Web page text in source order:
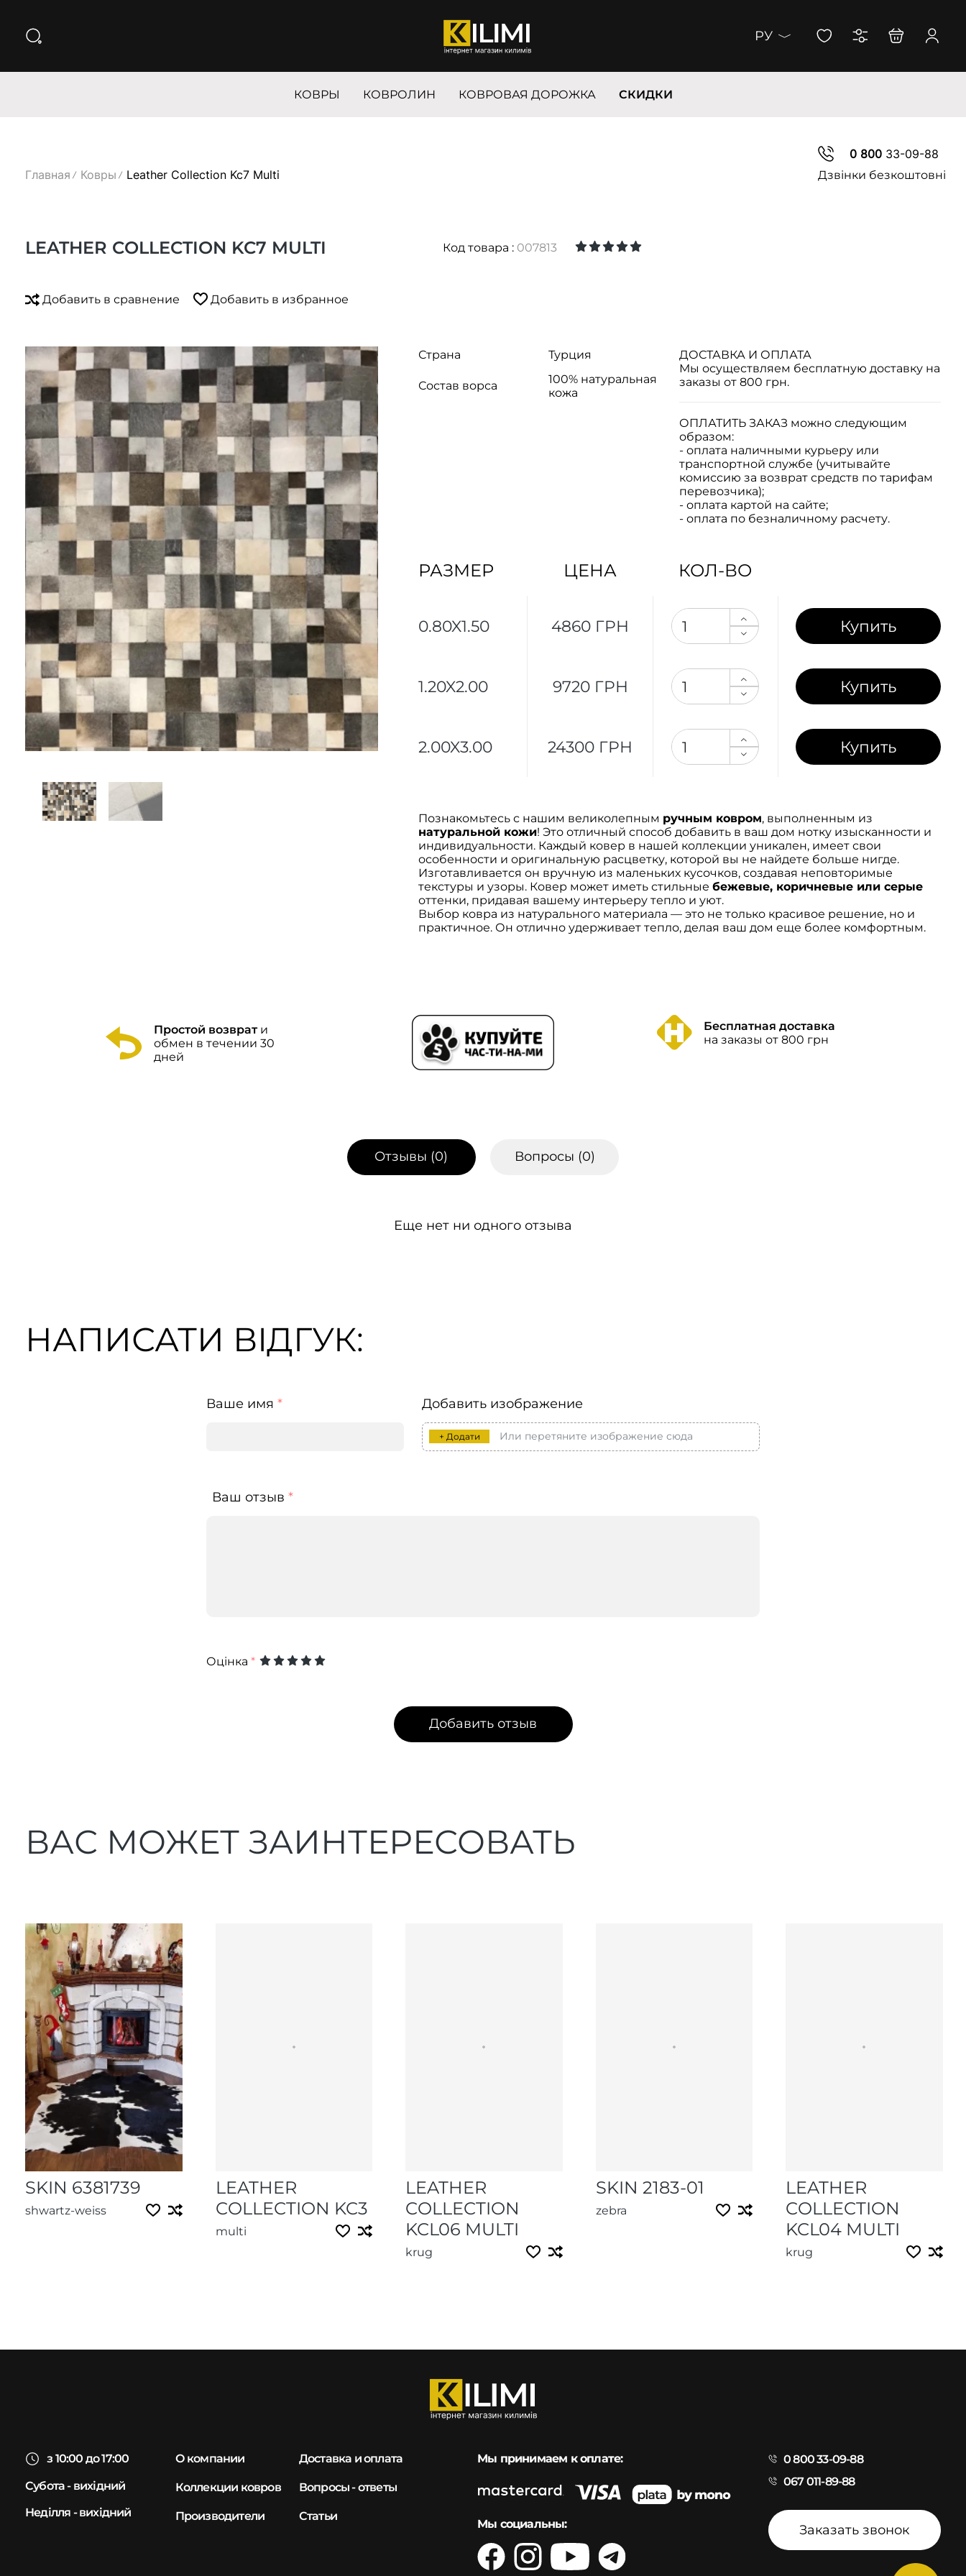
РУ
КОВРЫ КОВРОЛИН КОВРОВАЯ ДОРОЖКА СКИДКИ
Главная Ковры Leather Collection Kc7 Multi
0 80033-09-88
Дзвінки безкоштовні
LEATHER COLLECTION KC7 MULTI Код товара : 007813
Добавить в сравнение Добавить в избранное
Страна Турция
Состав ворса
100% натуральная
кожа
ДОСТАВКА И ОПЛАТА
Мы осуществляем бесплатную доставку на
заказы от 800 грн.
ОПЛАТИТЬ ЗАКАЗ можно следующим
образом:
- оплата наличными курьеру или
транспортной службе (учитывайте
комиссию за возврат средств по тарифам
перевозчика);
- оплата картой на сайте;
- оплата по безналичному расчету.
РАЗМЕР ЦЕНА КОЛ-ВО
0.80X1.50 4860 ГРН Купить
1.20X2.00 9720 ГРН Купить
2.00X3.00 24300 ГРН Купить
Познакомьтесь с нашим великолепным ручным ковром, выполненным из
натуральной кожи! Это отличный способ добавить в ваш дом нотку изысканности и
индивидуальности. Каждый ковер в нашей коллекции уникален, имеет свои
особенности и оригинальную расцветку, которой вы не найдете больше нигде.
Изготавливается он вручную из маленьких кусочков, создавая неповторимые
текстуры и узоры. Ковер может иметь стильные бежевые, коричневые или серые
оттенки, придавая вашему интерьеру тепло и уют.
Выбор ковра из натурального материала — это не только красивое решение, но и
практичное. Он отлично удерживает тепло, делая ваш дом еще более комфортным.
Простой возврати
обмен в течении 30
дней
Бесплатная доставка
на заказы от 800 грн
Отзывы (0) Вопросы (0)
Еще нет ни одного отзыва
НАПИСАТИ ВІДГУК:
Ваше имя * Добавить изображение
+ Додати Или перетяните изображение сюда
Ваш отзыв *
Оцінка *
Добавить отзыв
ВАС МОЖЕТ ЗАИНТЕРЕСОВАТЬ
SKIN 6381739
shwartz-weiss
LEATHER
COLLECTION KC3
multi
LEATHER
COLLECTION
KCL06 MULTI
krug
SKIN 2183-01
zebra
LEATHER
COLLECTION
KCL04 MULTI
krug
з 10:00 до 17:00
Субота - вихідний
Неділля - вихідний
О компании
Коллекции ковров
Производители
Доставка и оплата
Вопросы - ответы
Статьи
Мы принимаем к оплате:
Мы социальны:
0 800 33-09-88
067 011-89-88
Заказать звонок